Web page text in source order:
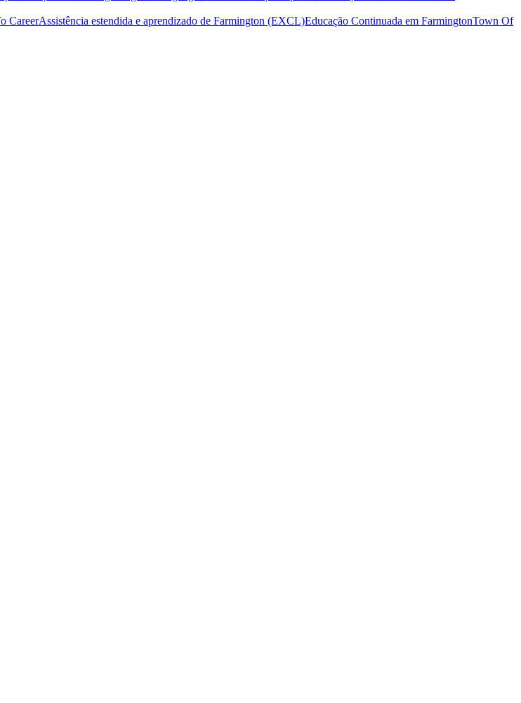
CareerAssistência estendida e aprendizado de Farmington (EXCL)Educação Continuada em FarmingtonTown Of